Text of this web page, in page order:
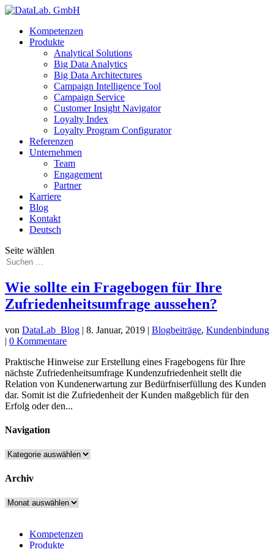
Kompetenzen
Produkte
Analytical Solutions
Big Data Analytics
Big Data Architectures
Campaign Intelligence Tool
Campaign Service
Customer Insight Navigator
Loyalty Index
Loyalty Program Configurator
Referenzen
Unternehmen
Team
Engagement
Partner
Karriere
Blog
Kontakt
Deutsch
Seite wählen
Wie sollte ein Fragebogen für Ihre
Zufriedenheitsumfrage aussehen?
von DataLab_Blog | 8. Januar, 2019 | Blogbeiträge, Kundenbindung
| 0 Kommentare
Praktische Hinweise zur Erstellung eines Fragebogens für Ihre
nächste Zufriedenheitsumfrage Kundenzufriedenheit stellt die
Relation von Kundenerwartung zur Bedürfniserfüllung des Kunden
dar. Somit ist die Zufriedenheit der Kunden maßgeblich für den
Erfolg oder den...
Navigation
Navigation
Archiv
Archiv
Kompetenzen
Produkte